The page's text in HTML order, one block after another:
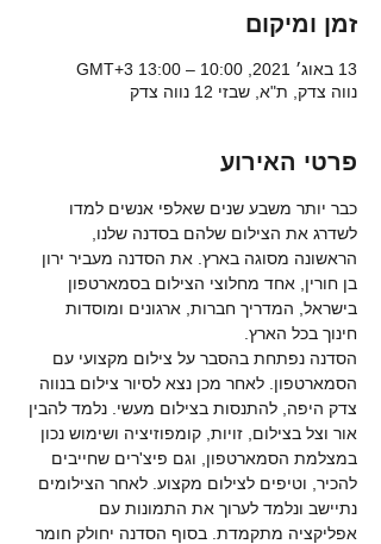
זמן ומיקום
13 באוג׳ 2021, 10:00 – 13:00 GMT‎+3‎
נווה צדק, ת"א, שבזי 12 נווה צדק
פרטי האירוע
כבר יותר משבע שנים שאלפי אנשים למדו
לשדרג את הצילום שלהם בסדנה שלנו,
הראשונה מסוגה בארץ. את הסדנה מעביר ירון
בן חורין, אחד מחלוצי הצילום בסמארטפון
בישראל, המדריך חברות, ארגונים ומוסדות
חינוך בכל הארץ.
הסדנה נפתחת בהסבר על צילום מקצועי עם
הסמארטפון. לאחר מכן נצא לסיור צילום בנווה
צדק היפה, להתנסות בצילום מעשי. נלמד להבין
אור וצל בצילום, זויות, קומפוזיציה ושימוש נכון
במצלמת הסמארטפון, וגם פיצ'רים שחייבים
להכיר, וטיפים לצילום מקצוע. לאחר הצילומים
נתיישב ונלמד לערוך את התמונות עם
אפליקציה מתקמדת. בסוף הסדנה יחולק חומר